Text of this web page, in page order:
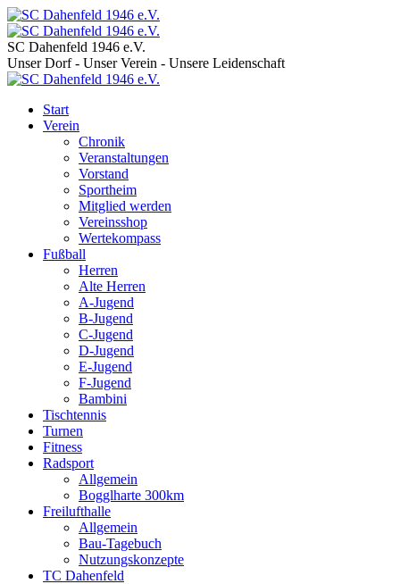
SC Dahenfeld 1946 e.V.
Unser Dorf - Unser Verein - Unsere Leidenschaft
Start
Verein
Chronik
Veranstaltungen
Vorstand
Sportheim
Mitglied werden
Vereinsshop
Wertekompass
Fußball
Herren
Alte Herren
A-Jugend
B-Jugend
C-Jugend
D-Jugend
E-Jugend
F-Jugend
Bambini
Tischtennis
Turnen
Fitness
Radsport
Allgemein
Bogglharte 300km
Freilufthalle
Allgemein
Bau-Tagebuch
Nutzungskonzepte
TC Dahenfeld